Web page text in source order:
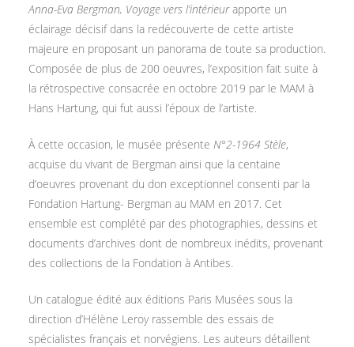
Anna-Eva Bergman, Voyage vers l’intérieurapporte un
éclairage décisif dans la redécouverte de cette artiste
majeure en proposant un panorama de toute sa production.
Composée de plus de 200 oeuvres, l’exposition fait suite à
la rétrospective consacrée en octobre 2019 par le MAM à
Hans Hartung, qui fut aussi l’époux de l’artiste.
À cette occasion, le musée présente N°2-1964 Stèle,
acquise du vivant de Bergman ainsi que la centaine
d’oeuvres provenant du don exceptionnel consenti par la
Fondation Hartung- Bergman au MAM en 2017. Cet
ensemble est complété par des photographies, dessins et
documents d’archives dont de nombreux inédits, provenant
des collections de la Fondation à Antibes.
Un catalogue édité aux éditions Paris Musées sous la
direction d’Hélène Leroy rassemble des essais de
spécialistes français et norvégiens. Les auteurs détaillent